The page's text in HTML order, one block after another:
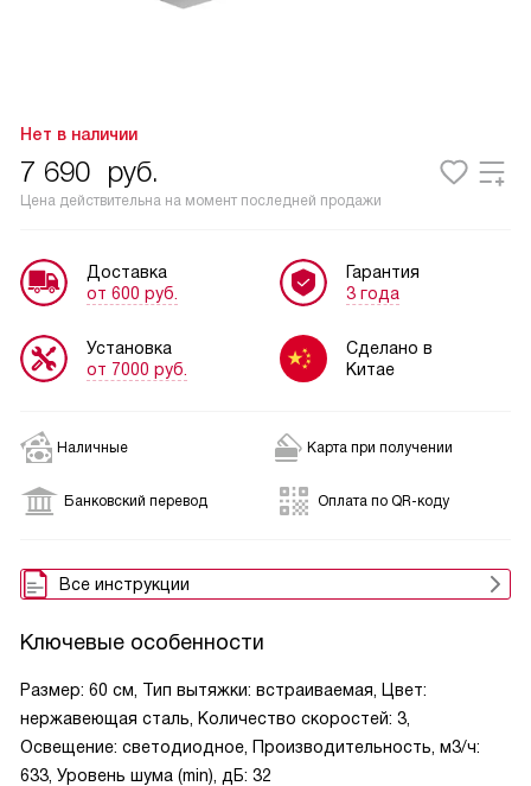
Нет в наличии
7 690 руб.
Цена действительна на момент последней продажи
Доставка
от 600 руб.
Установка
от 7000 руб.
Гарантия
3 года
Сделано в
Китае
Наличные Карта при получении
Банковский перевод Оплата по QR-коду
Все инструкции
Ключевые особенности
Размер: 60 см, Тип вытяжки: встраиваемая, Цвет:
нержавеющая сталь, Количество скоростей: 3,
Освещение: светодиодное, Производительность, м3/ч:
633, Уровень шума (min), дБ: 32